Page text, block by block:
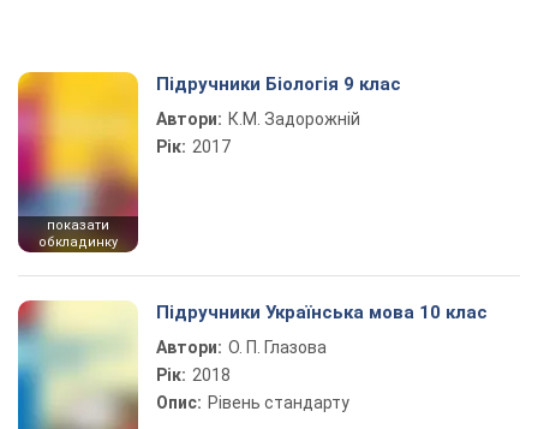
показати
обкладинку
Підручники Біологія 9 клас
Автори: К.М. Задорожній
Рік: 2017
Підручники Українська мова 10 клас
Автори: О. П. Глазова
Рік: 2018
Опис: Рівень стандарту